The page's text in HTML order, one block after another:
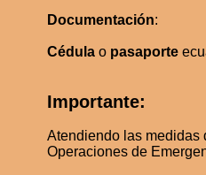
Documentación:
Cédula o pasaporte
Importante:
Atendiendo las medidas
Operaciones de